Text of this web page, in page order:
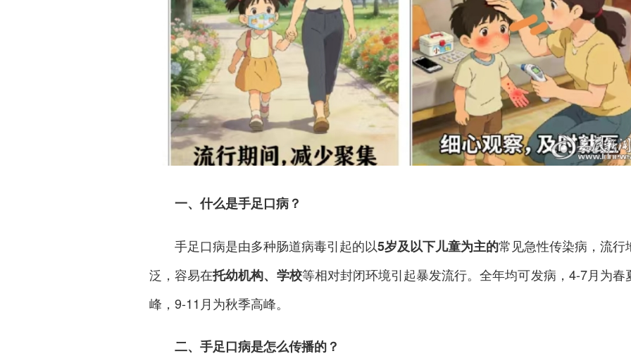
一、什么是手足口病？
手足口病是由多种肠道病毒引起的以5岁及以下儿童为主的常见急性传染病，流行
泛，容易在托幼机构、学校等相对封闭环境引起暴发流行。全年均可发病，4-7月为春
峰，9-11月为秋季高峰。
二、手足口病是怎么传播的？